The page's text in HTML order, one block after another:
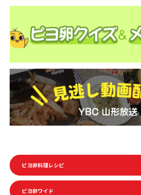
ピヨ卵料理レシピ
ピヨ卵ワイド